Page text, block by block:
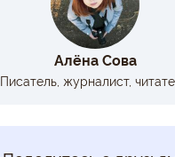
Алёна Сова
Писатель, журналист,